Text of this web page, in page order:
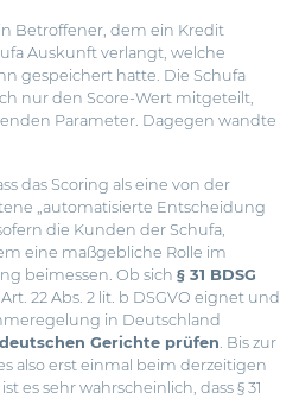
Betroffener, dem ein Kredit
Auskunft verlangt, welche
gespeichert hatte. Die Schufa
nur den Score-Wert mitgeteilt,
Parameter. Dagegen wandte
das Scoring als eine von der
„automatisierte Entscheidung
die Kunden der Schufa,
eine maßgebliche Rolle im
beimessen. Ob sich § 31 BDSG
Art. 22 Abs. 2 lit. b DSGVO eignet und
in Deutschland
deutschen Gerichte prüfen. Bis zur
also erst einmal beim derzeitigen
es sehr wahrscheinlich, dass § 31